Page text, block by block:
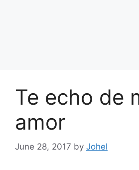
Te echo de
amor
June 28, 2017 by Johel